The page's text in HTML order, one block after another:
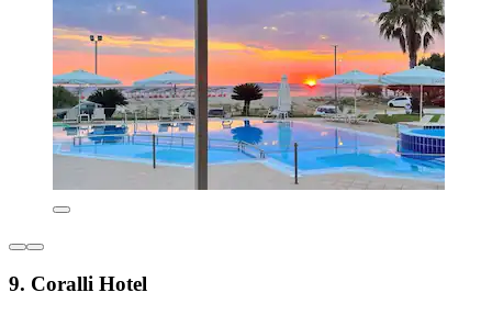
9. Coralli Hotel